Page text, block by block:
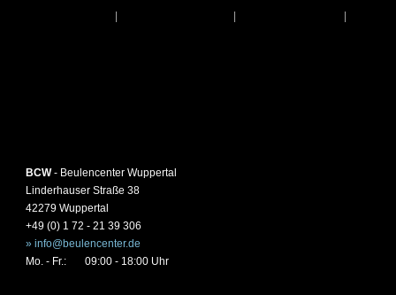
BCW- Beulencenter Wuppertal
Linderhauser Straße 38
42279 Wuppertal
+49 (0) 1 72 - 21 39 306
» info@beulencenter.de
Mo. - Fr.:
09:00 - 18:00 Uhr